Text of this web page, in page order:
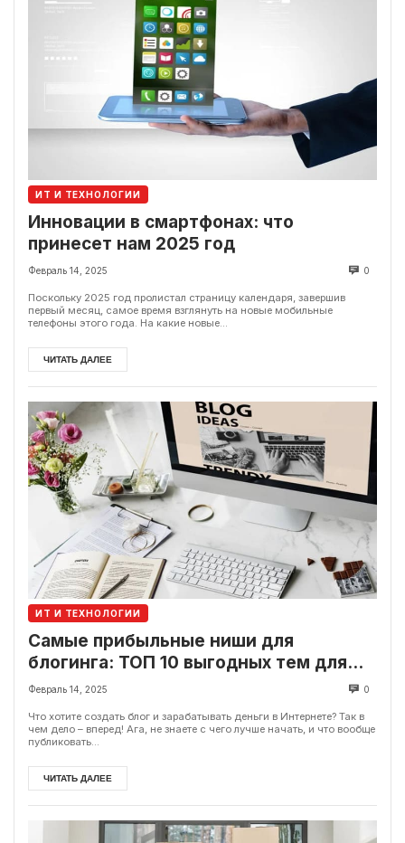
ИТ И ТЕХНОЛОГИИ
Инновации в смартфонах: что
принесет нам 2025 год
Февраль 14, 2025 0
Поскольку 2025 год пролистал страницу календаря, завершив
первый месяц, самое время взглянуть на новые мобильные
телефоны этого года. На какие новые...
ЧИТАТЬ ДАЛЕЕ
ИТ И ТЕХНОЛОГИИ
Самые прибыльные ниши для
блогинга: ТОП 10 выгодных тем для
блога
Февраль 14, 2025 0
Что хотите создать блог и зарабатывать деньги в Интернете? Так в
чем дело – вперед! Ага, не знаете с чего лучше начать, и что вообще
публиковать...
ЧИТАТЬ ДАЛЕЕ